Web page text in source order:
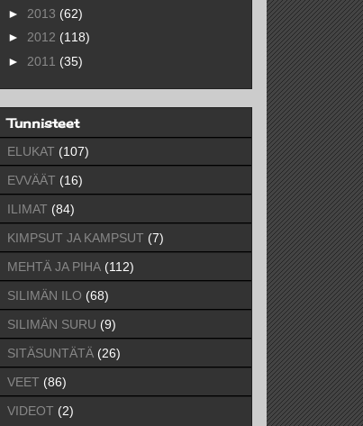
► 2013 (62)
► 2012 (118)
► 2011 (35)
Tunnisteet
ELUKAT (107)
EVVÄÄT (16)
ILIMAT (84)
KIMPSUT JA KAMPSUT (7)
MEHTÄ JA PIHA (112)
SILIMÄN ILO (68)
SILIMÄN SURU (9)
SITÄSUNTÄTÄ (26)
VEET (86)
VIDEOT (2)